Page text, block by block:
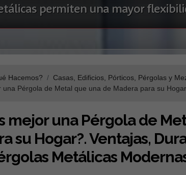
permiten una mayor
Hacemos? Casas, Edificios, Pórticos, Pérgolas y
una Pérgola de Metal que una de Madera para su
mejor una Pérgola de
su Hogar?. Ventajas,
Metálicas